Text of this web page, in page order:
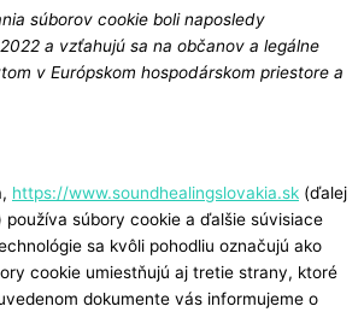
súborov cookie boli naposledy
a vzťahujú sa na občanov a legálne
v Európskom hospodárskom priestore a
https://www.soundhealingslovakia.sk (ďalej
používa súbory cookie a ďalšie súvisiace
sa kvôli pohodliu označujú ako
cookie umiestňujú aj tretie strany, ktoré
dokumente vás informujeme o